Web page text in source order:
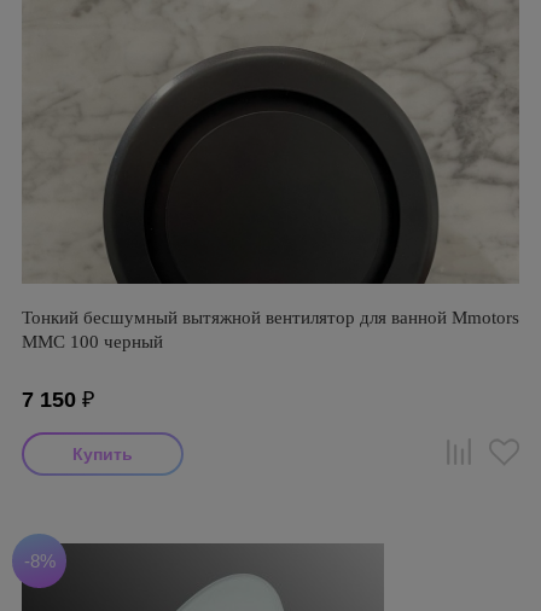
Тонкий бесшумный вытяжной вентилятор для ванной Mmotors
ММC 100 черный
7 150 ₽
-8%